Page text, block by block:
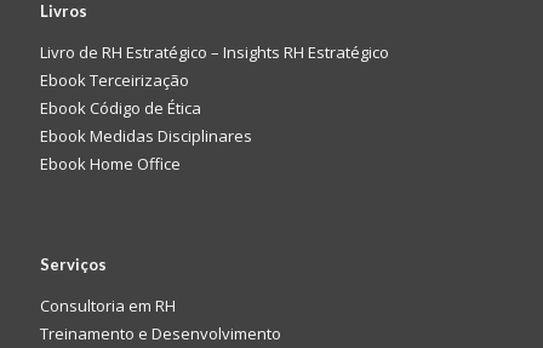
Livros
Livro de RH Estratégico – Insights RH Estratégico
Ebook Terceirização
Ebook Código de Ética
Ebook Medidas Disciplinares
Ebook Home Office
Serviços
Consultoria em RH
Treinamento e Desenvolvimento